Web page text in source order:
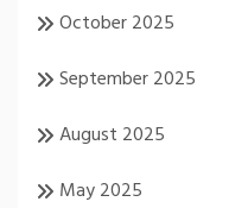
October 2025
September 2025
August 2025
May 2025